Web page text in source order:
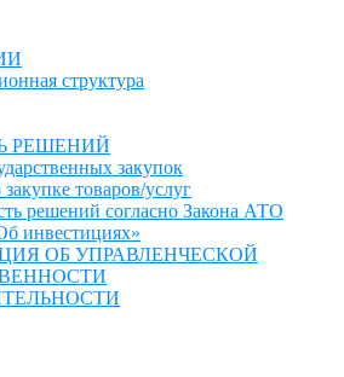
структура
РЕШЕНИЙ
закупок
товаров/услуг
решений согласно Закона АТО
инвестициях»
ОБ УПРАВЛЕНЧЕСКОЙ